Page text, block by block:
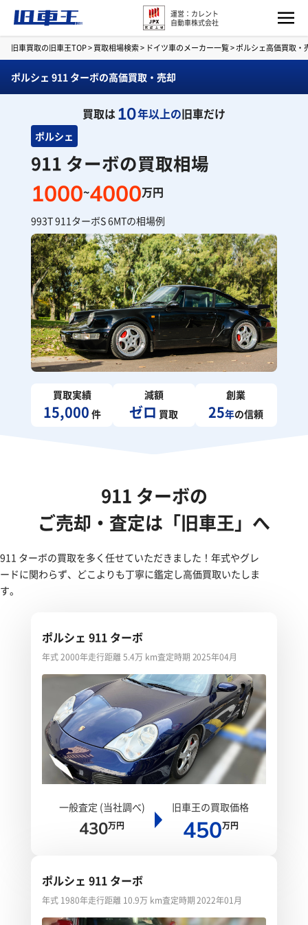
運営：カレント
自動車株式会社
旧車買取の旧車王TOP>買取相場検索> ドイツ車のメーカー一覧>ポルシェ高価買取・
ポルシェ 911 ターボの高価買取・売却
買取は10年以上の旧車だけ
ポルシェ
911 ターボの買取相場
1000~4000万円
993T 911ターボS 6MTの相場例
買取実績
15,000 件
減額
ゼロ 買取
創業
25年の信頼
911 ターボの
ご売却・査定は「旧車王」へ
911 ターボの買取を多く任せていただきました！年式やグレ
ードに関わらず、どこよりも丁寧に鑑定し高価買取いたしま
す。
ポルシェ 911 ターボ
年式 2000年走行距離 5.4万 km査定時期 2025年04月
一般査定 (当社調べ)
430万円
旧車王の買取価格
450万円
ポルシェ 911 ターボ
年式 1980年走行距離 10.9万 km査定時期 2022年01月